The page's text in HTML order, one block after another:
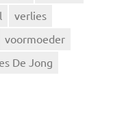
verlies
voormoeder
De Jong